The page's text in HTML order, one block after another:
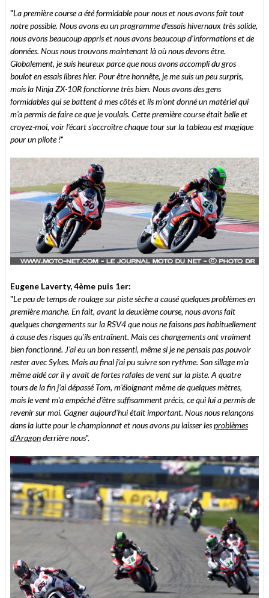
"La première course a été formidable pour nous et nous avons fait tout
notre possible. Nous avons eu un programme d'essais hivernaux très solide,
nous avons beaucoup appris et nous avons beaucoup d'informations et de
données. Nous nous trouvons maintenant là où nous devons être.
Globalement, je suis heureux parce que nous avons accompli du gros
boulot en essais libres hier. Pour être honnête, je me suis un peu surpris,
mais la Ninja ZX-10R fonctionne très bien. Nous avons des gens
formidables qui se battent à mes côtés et ils m'ont donné un matériel qui
m'a permis de faire ce que je voulais. Cette première course était belle et
croyez-moi, voir l'écart s'accroître chaque tour sur la tableau est magique
pour un pilote !"
Eugene Laverty, 4ème puis 1er:
"Le peu de temps de roulage sur piste sèche a causé quelques problèmes en
première manche. En fait, avant la deuxième course, nous avons fait
quelques changements sur la RSV4 que nous ne faisons pas habituellement
à cause des risques qu'ils entraînent. Mais ces changements ont vraiment
bien fonctionné. J'ai eu un bon ressenti, même si je ne pensais pas pouvoir
rester avec Sykes. Mais au final j'ai pu suivre son rythme. Son sillage m'a
même aidé car il y avait de fortes rafales de vent sur la piste. A quatre
tours de la fin j'ai dépassé Tom, m'éloignant même de quelques mètres,
mais le vent m'a empêché d'être suffisamment précis, ce qui lui a permis de
revenir sur moi. Gagner aujourd'hui était important. Nous nous relançons
dans la lutte pour le championnat et nous avons pu laisser lesproblèmes
d'Aragonderrière nous".